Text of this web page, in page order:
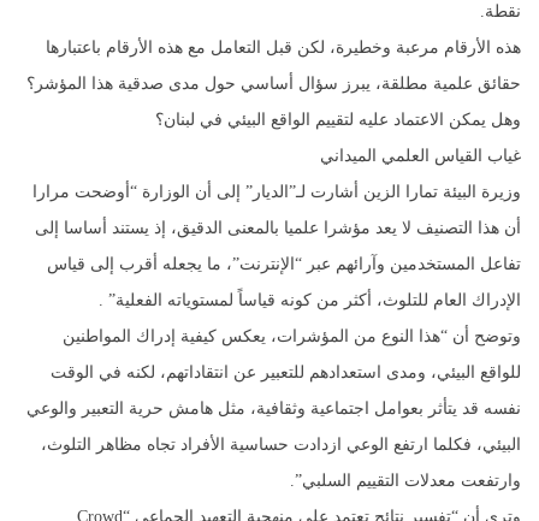
نقطة.
هذه الأرقام مرعبة وخطيرة، لكن قبل التعامل مع هذه الأرقام باعتبارها
حقائق علمية مطلقة، يبرز سؤال أساسي حول مدى صدقية هذا المؤشر؟
وهل يمكن الاعتماد عليه لتقييم الواقع البيئي في لبنان؟
غياب القياس العلمي الميداني
وزيرة البيئة تمارا الزين أشارت لـ”الديار” إلى أن الوزارة “أوضحت مرارا
أن هذا التصنيف لا يعد مؤشرا علميا بالمعنى الدقيق، إذ يستند أساسا إلى
تفاعل المستخدمين وآرائهم عبر “الإنترنت”، ما يجعله أقرب إلى قياس
الإدراك العام للتلوث، أكثر من كونه قياساً لمستوياته الفعلية” .
وتوضح أن “هذا النوع من المؤشرات، يعكس كيفية إدراك المواطنين
للواقع البيئي، ومدى استعدادهم للتعبير عن انتقاداتهم، لكنه في الوقت
نفسه قد يتأثر بعوامل اجتماعية وثقافية، مثل هامش حرية التعبير والوعي
البيئي، فكلما ارتفع الوعي ازدادت حساسية الأفراد تجاه مظاهر التلوث،
وارتفعت معدلات التقييم السلبي”.
وترى أن “تفسير نتائج تعتمد على منهجية التعهيد الجماعي “Crowd